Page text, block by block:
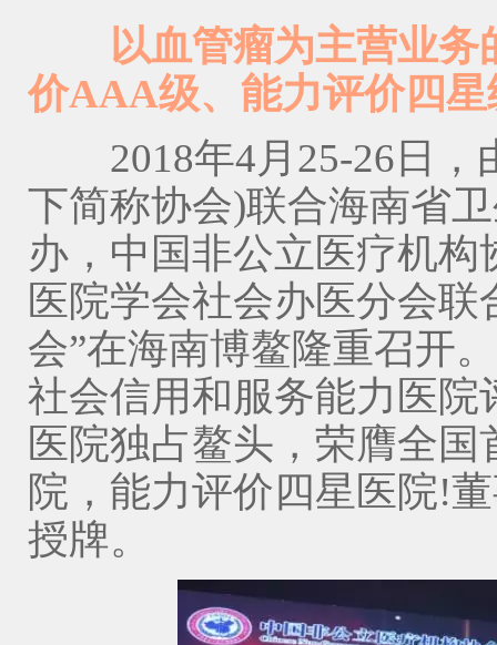
以血管瘤为主营业务
价AAA级、能力评价四
2018年4月25-26日，
下简称协会)联合海南省
办，中国非公立医疗机
医院学会社会办医分会
会”在海南博鳌隆重召开
社会信用和服务能力医
医院独占鳌头，荣膺全
院，能力评价四星医院!
授牌。